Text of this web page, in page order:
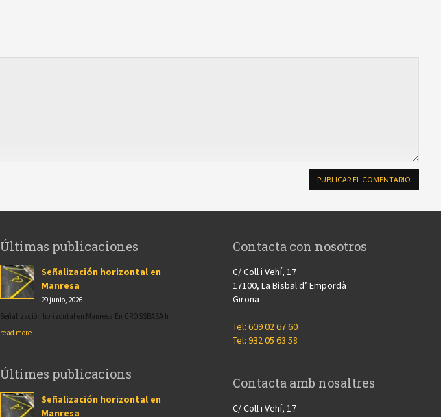
Últimas publicaciones
Señalización horizontal en
Manresa
29 junio, 2026
Señalización horizontal en Manresa En CROSSBASA h
read more
Últimes publicacions
Señalización horizontal en
Manresa
Contacta con nosotros
C/ Coll i Vehí, 17
17100, La Bisbal d’ Empordà
Girona
Tel: 609 02 67 60
Tel: 932 05 63 58
Contacta amb nosaltres
C/ Coll i Vehí, 17